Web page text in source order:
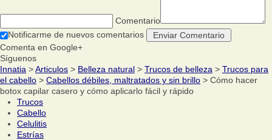
Comentario
Notificarme de nuevos comentarios
Comenta en Google+
Síguenos
Innatia >Articulos > Belleza natural > Trucos de belleza > Trucos para
el cabello > Cabellos débiles, maltratados y sin brillo > Cómo hacer
botox capilar casero y cómo aplicarlo fácil y rápido
Trucos
Cabello
Celulitis
Estrías